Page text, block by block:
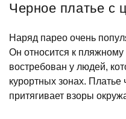
Черное платье с
Наряд парео очень
Он относится к пляжному
востребован у людей,
курортных зонах. Платье
притягивает взоры